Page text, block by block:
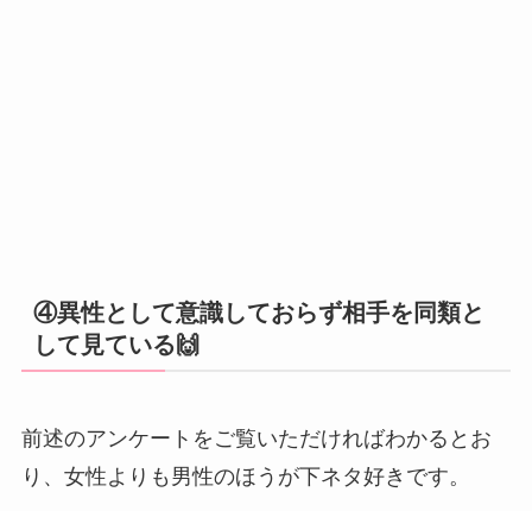
④異性として意識しておらず相手を同類と
して見ている🙌
前述のアンケートをご覧いただければわかるとお
り、女性よりも男性のほうが下ネタ好きです。